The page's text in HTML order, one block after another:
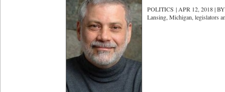
POLITICS | APR 12, 2018 |
Lansing, Michigan, legislators